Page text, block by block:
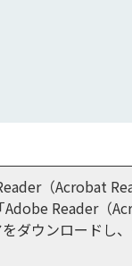
（Acrobat
Adobe Reader（
ダウンロードし